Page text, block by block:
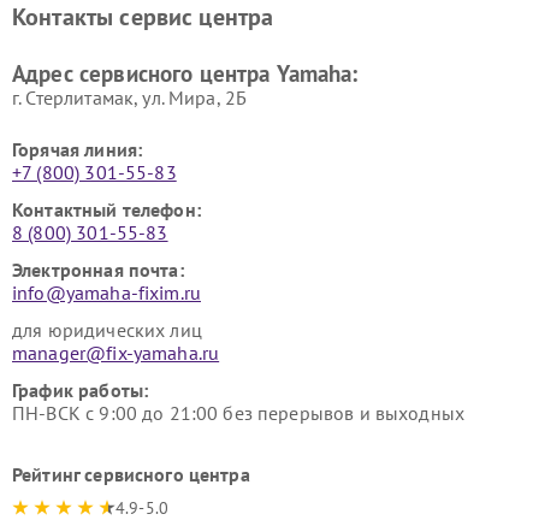
Yamaha
Yamaha
Контакты сервис центра
Адрес сервисного центра Yamaha:
г. Стерлитамак, ул. Мира, 2Б
Горячая линия:
+7 (800) 301-55-83
Контактный телефон:
8 (800) 301-55-83
Электронная почта:
info@yamaha-fixim.ru
для юридических лиц
manager@fix-yamaha.ru
График работы:
ПН-ВСК с 9:00 до 21:00 без перерывов и выходных
Рейтинг сервисного центра
4.9-5.0